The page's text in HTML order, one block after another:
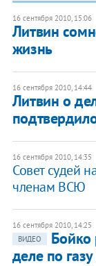
16 сентября 2010, 15:06
Литвин
жизнь
16 сентября 2010, 14:44
Литвин о
16 сентября 2010, 14:35
Совет судей
членам ВСЮ
16 сентября 2010, 14:25
ВИДЕО
Бойко
деле по